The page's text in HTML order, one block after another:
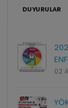
DUYURULAR
02